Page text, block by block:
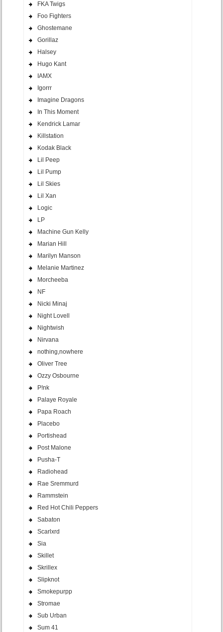
FKA Twigs
Foo Fighters
Ghostemane
Gorillaz
Halsey
Hugo Kant
IAMX
Igorrr
Imagine Dragons
In This Moment
Kendrick Lamar
Killstation
Kodak Black
Lil Peep
Lil Pump
Lil Skies
Lil Xan
Logic
LP
Machine Gun Kelly
Marian Hill
Marilyn Manson
Melanie Martinez
Morcheeba
NF
Nicki Minaj
Night Lovell
Nightwish
Nirvana
nothing,nowhere
Oliver Tree
Ozzy Osbourne
P!nk
Palaye Royale
Papa Roach
Placebo
Portishead
Post Malone
Pusha-T
Radiohead
Rae Sremmurd
Rammstein
Red Hot Chili Peppers
Sabaton
Scarlxrd
Sia
Skillet
Skrillex
Slipknot
Smokepurpp
Stromae
Sub Urban
Sum 41